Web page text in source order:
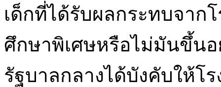
เด็กที่ได้รับผลกระทบจาก
ศึกษาพิเศษหรือไม่มันขึ้น
รัฐบาลกลางได้บังคับให้โ